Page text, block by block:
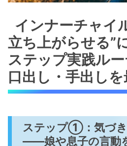
インナーチャイ
立ち上がらせる
ステップ実践ル
口出し・手出し
ステップ①：気づ
――娘や息子の言動